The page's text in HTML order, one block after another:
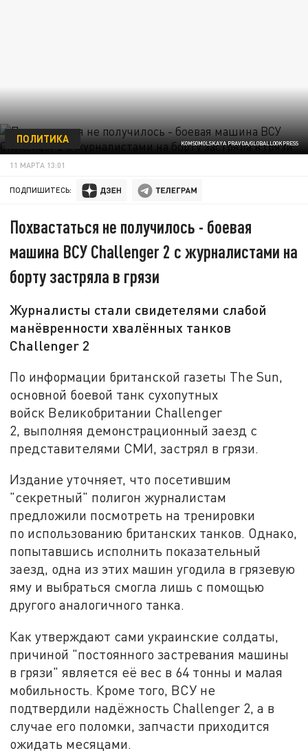
KOMSOMOLSKAYA PRAVDA/GLOBALLOOKPRESS
ПОЛИТИКА
11 МАРТА 13:01
ПОДПИШИТЕСЬ:
Похвастаться не получилось - боевая
машина ВСУ Challenger 2 с журналистами на
борту застряла в грязи
Журналисты стали свидетелями слабой
манёвренности хвалённых танков
Challenger 2
По информации британской газеты The Sun,
основной боевой танк сухопутных
войск Великобритании Challenger
2, выполняя демонстрационный заезд с
представителями СМИ, застрял в грязи.
Издание уточняет, что посетившим
"секретный" полигон журналистам
предложили посмотреть на тренировки
по использованию британских танков. Однако,
попытавшись исполнить показательный
заезд, одна из этих машин угодила в грязевую
яму и выбраться смогла лишь с помощью
другого аналогичного танка.
Как утверждают сами украинские солдаты,
причиной "постоянного застревания машины
в грязи" является её вес в 64 тонны и малая
мобильность. Кроме того, ВСУ не
подтвердили надёжность Challenger 2, а в
случае его поломки, запчасти приходится
ожидать месяцами.